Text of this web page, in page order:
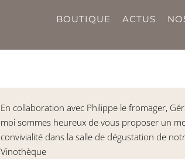
BOUTIQUE ACTUS
En collaboration avec Philippe le fromager,
moi sommes heureux de vous proposer un
convivialité dans la salle de dégustation de
Vinothèque